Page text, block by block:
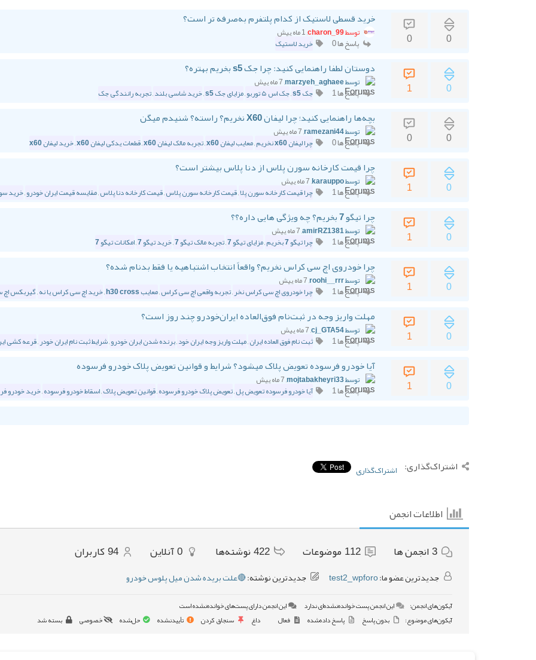
0
0
خرید قسطی لاستیک از کدام پلتفرم به‌صرفه‌ تر است؟
توسط charon_99 , 1 ماه پیش
پاسخ ها 0 خرید لاستیک
0
1
دوستان لطفا راهنمایی کنید: چرا جک s5 بخریم بهتره؟
توسط marzyeh_aghaee , 7 ماه پیش
پاسخ ها 1 جک s5 ,جک اس ۵ توربو ,مزایای جک s5 ,خرید شاسی بلند,تجربه رانندگی جک
0
0
بچه‌ها راهنمایی کنید؛ چرا لیفان X60 نخریم؟ راسته؟ شنیدم میگن
توسط ramezani44 , 7 ماه پیش
پاسخ ها 0 چرا لیفان x60 نخریم ,معایب لیفان x60 ,تجربه مالک لیفان x60 ,قطعات یدکی لیفان x60 ,خرید لیفان x60
0
1
چرا قیمت کارخانه سورن پلاس از دنا پلاس بیشتر است؟
توسط karauppo , 7 ماه پیش
پاسخ ها 1 چرا قیمت کارخانه سورن پلا,قیمت کارخانه سورن پلاس,قیمت کارخانه دنا پلاس,مقایسه قیمت ایران خودرو,خرید
0
1
چرا تیگو 7 بخریم؟ چه ویژگی هایی داره؟؟
توسط amirRZ1381 , 7 ماه پیش
پاسخ ها 1 چرا تیگو 7 بخریم ,مزایای تیگو 7 ,تجربه مالک تیگو 7 ,خرید تیگو 7 ,امکانات تیگو 7
0
1
چرا خودروی اچ سی کراس نخریم؟ واقعاً انتخاب اشتباهیه یا فقط بدنام شده؟
توسط roohi__rrr , 7 ماه پیش
پاسخ ها 1 چرا خودروی اچ سی کراس نخر,تجربه واقعی اچ سی کراس,معایب h30 cross ,خرید اچ سی کراس یا نه,گیربکس
0
1
مهلت واریز وجه در ثبت‌نام فوق‌العاده ایران‌خودرو چند روز است؟
توسط cj_GTA54 , 7 ماه پیش
پاسخ ها 1 ثبت نام فوق العاده ایران,مهلت واریز وجه ایران خود,برنده شدن ایران خودرو,شرایط ثبت نام ایران خودر,قرعه کشی
0
1
آیا خودرو فرسوده تعویض پلاک میشود؟ شرایط و قوانین تعویض پلاک خودرو فرسوده
توسط mojtabakheyri33 , 7 ماه پیش
پاسخ ها 1 آیا خودرو فرسوده تعویض پل,تعویض پلاک خودرو فرسوده,قوانین تعویض پلاک,اسقاط خودرو فرسوده,خرید خودرو
اشتراک‌گذاری: اشتراک‌گذاری
اطلاعات انجمن
3انجمن ها 112 موضوعات 422نوشته‌ها 0آنلاین 94کاربران
جدیدترین عضو ما:test2_wpforo جدیدترین نوشته:🔴علت بریده شدن میل پلوس خودرو
آیکون‌های انجمن: این انجمن پست خوانده‌نشده‌ای ندارد
این انجمن دارای پست‌های خوانده‌نشده است
آیکون‌های موضوع:
بدون پاسخ پاسخ داده‌شده فعال داغ سنجاق کردن تأییدنشده حل‌شده خصوصی بسته شد